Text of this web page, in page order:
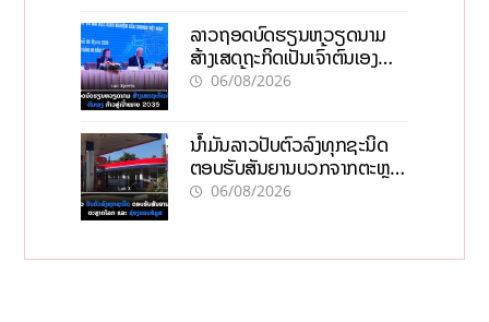
ລາວຖອດບົດຮຽນຫວຽດນາມ
ສ້າງເສດຖະກິດເປັນເຈົ້າຕົນເອງ
ກ້າວສູ່ເປົ້າໝາຍ 2035
06/08/2026
ນໍ້າມັນລາວປັບຕົວລົງທຸກຊະນິດ
ຕອບຮັບສັນຍານບວກຈາກຕະຫຼາດ
ໂລກ ແລະ ຊ່ອງແຄບຮໍມູສ
06/08/2026